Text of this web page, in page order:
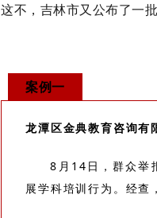
这不，吉林市又公布了一
案例一
龙潭区金典教育咨询有
8月14日，群众举
展学科培训行为。经查